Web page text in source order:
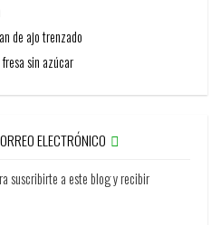
de ajo trenzado
sin azúcar
ELECTRÓNICO
suscribirte a este blog y recibir